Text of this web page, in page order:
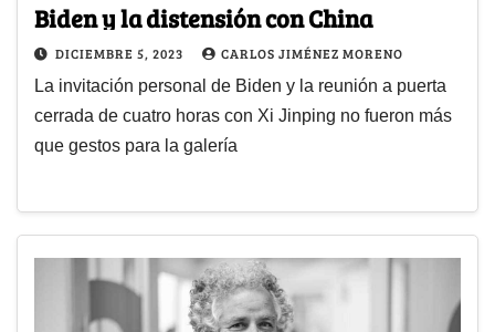
Biden y la distensión con China
DICIEMBRE 5, 2023 CARLOS JIMÉNEZ MORENO
La invitación personal de Biden y la reunión a puerta
cerrada de cuatro horas con Xi Jinping no fueron más
que gestos para la galería